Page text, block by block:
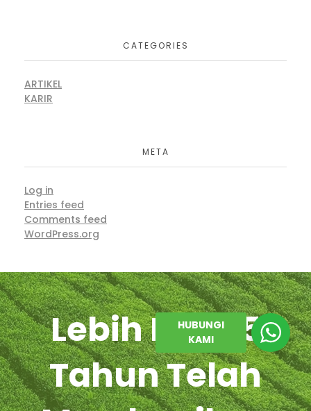
CATEGORIES
ARTIKEL
KARIR
META
Log in
Entries feed
Comments feed
WordPress.org
Lebih Dari 15
Tahun Telah
HUBUNGI
KAMI